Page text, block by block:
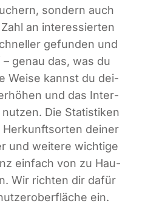
son­dern auch
an inter­es­sier­ten
gefun­den und
genau das, was du
Wei­se kannst du dei­
und das Inter­
Die Sta­tis­ti­ken
Her­kunfts­or­ten dei­ner
und wei­te­re wich­ti­ge
ein­fach von zu Hau­
Wir rich­ten dir dafür
ein.